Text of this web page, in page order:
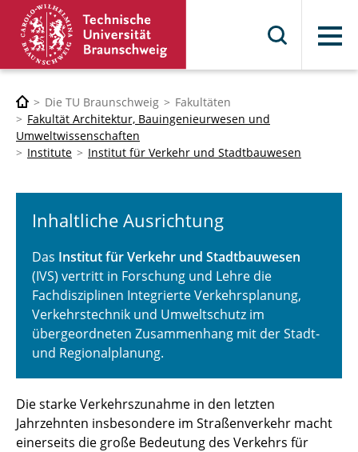
Menü
Die TU Braunschweig
Fakultäten
Fakultät Architektur, Bauingenieurwesen und
Umweltwissenschaften
Institute
Institut für Verkehr und Stadtbauwesen
Inhaltliche Ausrichtung
Das Institut für Verkehr und Stadtbauwesen
(IVS) vertritt in Forschung und Lehre die
Fachdisziplinen Integrierte Verkehrsplanung,
Verkehrstechnik und Umweltschutz im
übergeordneten Zusammenhang mit der Stadt-
und Regionalplanung.
Die starke Verkehrszunahme in den letzten
Jahrzehnten insbesondere im Straßenverkehr macht
einerseits die große Bedeutung des Verkehrs für